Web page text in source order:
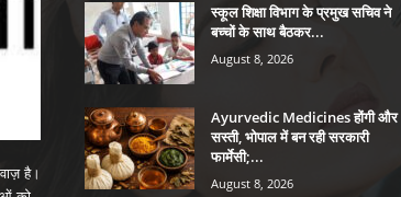
है।
स्कूल शिक्षा विभाग के प्रमुख सचिव ने
बच्चों के साथ बैठकर...
August 8, 2026
Ayurvedic Medicines होंगी और
सस्ती, भोपाल में बन रही सरकारी
फार्मेसी;...
August 8, 2026